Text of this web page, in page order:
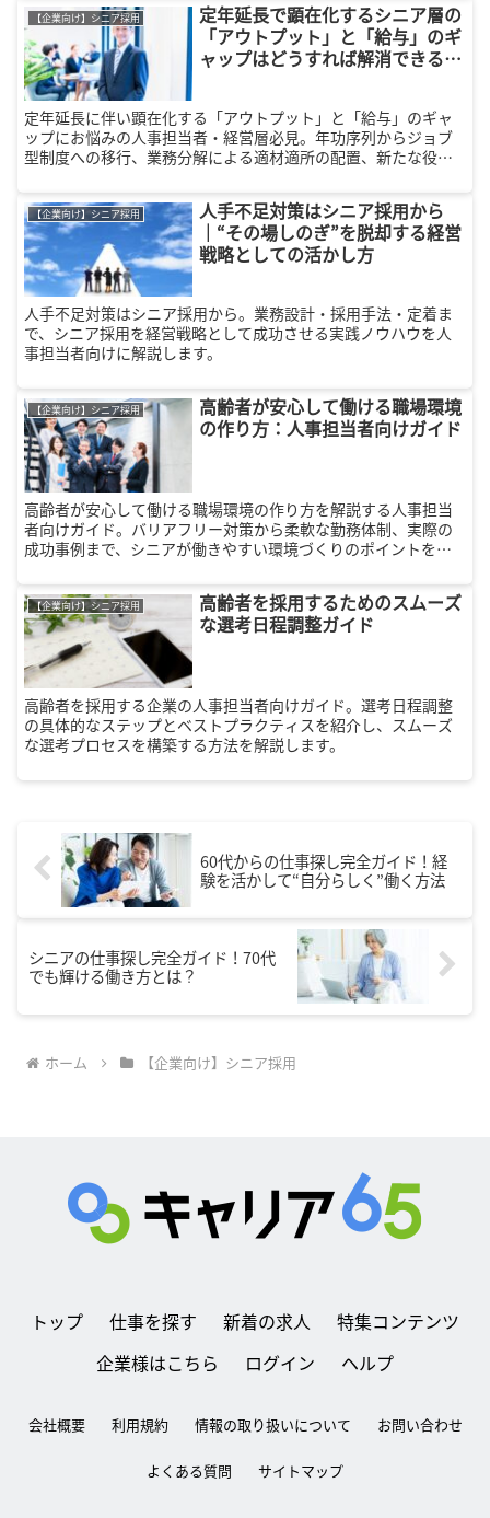
【企業向け】シニア採用
定年延長で顕在化するシニア層の
「アウトプット」と「給与」のギ
ャップはどうすれば解消できる？
定年延長に伴い顕在化する「アウトプット」と「給与」のギャ
ップにお悩みの人事担当者・経営層必見。年功序列からジョブ
型制度への移行、業務分解による適材適所の配置、新たな役割
モチベーションを高め組織の戦力として最大化する実践ノウハ
ウを徹底解説します。
【企業向け】シニア採用
人手不足対策はシニア採用から
｜“その場しのぎ”を脱却する経営
戦略としての活かし方
人手不足対策はシニア採用から。業務設計・採用手法・定着ま
で、シニア採用を経営戦略として成功させる実践ノウハウを人
事担当者向けに解説します。
【企業向け】シニア採用
高齢者が安心して働ける職場環境
の作り方：人事担当者向けガイド
高齢者が安心して働ける職場環境の作り方を解説する人事担当
者向けガイド。バリアフリー対策から柔軟な勤務体制、実際の
成功事例まで、シニアが働きやすい環境づくりのポイントを詳
【企業向け】シニア採用
高齢者を採用するためのスムーズ
な選考日程調整ガイド
高齢者を採用する企業の人事担当者向けガイド。選考日程調整
の具体的なステップとベストプラクティスを紹介し、スムーズ
な選考プロセスを構築する方法を解説します。
60代からの仕事探し完全ガイド！経
験を活かして“自分らしく”働く方法
シニアの仕事探し完全ガイド！70代
でも輝ける働き方とは？
ホーム 【企業向け】シニア採用
トップ 仕事を探す 新着の求人
特集コンテンツ
企業様はこちら
ログイン ヘルプ
会社概要 利用規約 情報の取り扱いについて お問い合わせ
よくある質問 サイトマップ